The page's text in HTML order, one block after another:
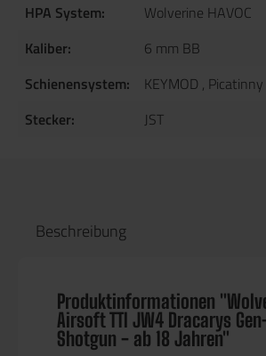
HPA System:
Wolverine HAVOC
Kaliber:
6 mm BB
Schienensystem:
KEYMOD , Picatinny
Stecker:
JST
Beschreibung
Produktinformationen
Airsoft TTI JW4 Dracarys
Shotgun - ab 18 Jahren"